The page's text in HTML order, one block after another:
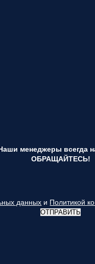
менеджеры всегда
ОБРАЩАЙТЕСЬ!
данных и Политикой
ОТПРАВИТЬ